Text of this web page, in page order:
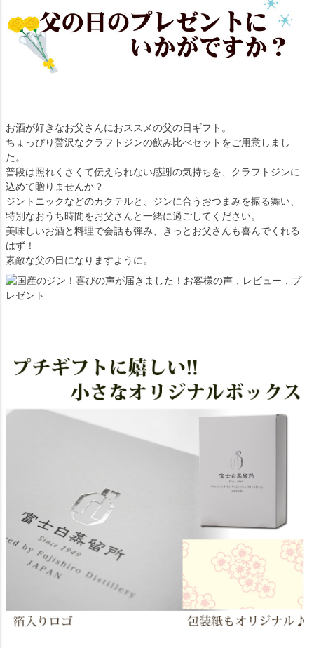
お酒が好きなお父さんにおススメの父の日ギフト。
ちょっぴり贅沢なクラフトジンの飲み比べセットをご用意しまし
た。
普段は照れくさくて伝えられない感謝の気持ちを、クラフトジンに
込めて贈りませんか？
ジントニックなどのカクテルと、ジンに合うおつまみを振る舞い、
特別なおうち時間をお父さんと一緒に過ごしてください。
美味しいお酒と料理で会話も弾み、きっとお父さんも喜んでくれる
はず！
素敵な父の日になりますように。